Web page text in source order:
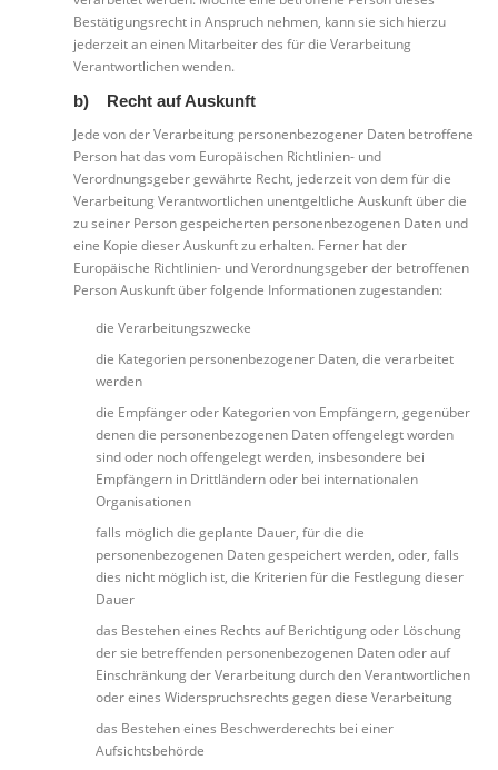
Bestätigungsrecht in Anspruch nehmen, kann sie sich hierzu
jederzeit an einen Mitarbeiter des für die Verarbeitung
Verantwortlichen wenden.
b) Recht auf Auskunft
Jede von der Verarbeitung personenbezogener Daten betroffene
Person hat das vom Europäischen Richtlinien- und
Verordnungsgeber gewährte Recht, jederzeit von dem für die
Verarbeitung Verantwortlichen unentgeltliche Auskunft über die
zu seiner Person gespeicherten personenbezogenen Daten und
eine Kopie dieser Auskunft zu erhalten. Ferner hat der
Europäische Richtlinien- und Verordnungsgeber der betroffenen
Person Auskunft über folgende Informationen zugestanden:
die Verarbeitungszwecke
die Kategorien personenbezogener Daten, die verarbeitet
werden
die Empfänger oder Kategorien von Empfängern, gegenüber
denen die personenbezogenen Daten offengelegt worden
sind oder noch offengelegt werden, insbesondere bei
Empfängern in Drittländern oder bei internationalen
Organisationen
falls möglich die geplante Dauer, für die die
personenbezogenen Daten gespeichert werden, oder, falls
dies nicht möglich ist, die Kriterien für die Festlegung dieser
Dauer
das Bestehen eines Rechts auf Berichtigung oder Löschung
der sie betreffenden personenbezogenen Daten oder auf
Einschränkung der Verarbeitung durch den Verantwortlichen
oder eines Widerspruchsrechts gegen diese Verarbeitung
das Bestehen eines Beschwerderechts bei einer
Aufsichtsbehörde